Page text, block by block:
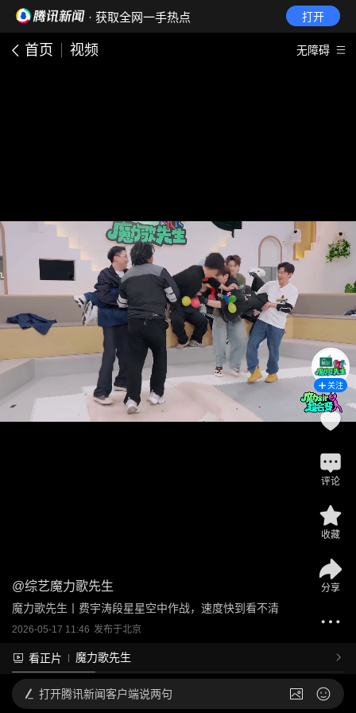
· 获取全网一手热点 打开
首页 视频 无障碍
@综艺魔力歌先生
魔力歌先生丨费宇涛段星星空中作战，速度快到看不清
2026-05-17 11:46 发布于北京
看正片 魔力歌先生
关注
评论
收藏
分享
打开腾讯新闻客户端说两句